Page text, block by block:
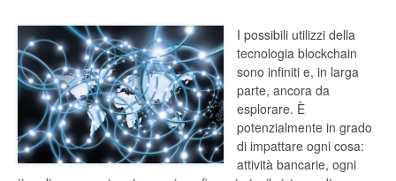
I possibili utilizzi della
tecnologia blockchain
sono infiniti e, in larga
parte, ancora da
esplorare. È
potenzialmente in grado
di impattare ogni cosa:
attività bancarie, ogni